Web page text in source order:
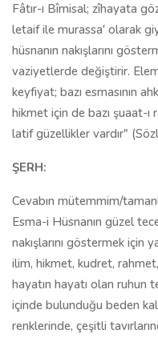
Fâtır-ı Bîmisal; zîhayata
letaif ile murassa' olarak
hüsnanın nakışlarını
vaziyetlerde değiştirir.
keyfiyat; bazı esmasının
hikmet için de bazı şuaat-
latif güzellikler vardır"
ŞERH:
Cevabın mütemmim/
Esma-i Hüsnanın güzel
nakışlarını göstermek için
ilim, hikmet, kudret,
hayatın hayatı olan ruhun
içinde bulunduğu beden
renklerinde, çeşitli